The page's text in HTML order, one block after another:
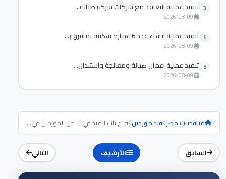
3 تنفيذ عملية التعاقد مع شركات شركة صيانة...
4 تنفيذ عملية انشاء عدد 6 عمارة سكنية بمشروع...
5 تنفيذ عملية اعمال صيانة ومعالجة واستبدال...
مناقصات مصر قيد موردين فتح باب القيد في سجل الموردين في...
السابق الأرشيف التالي